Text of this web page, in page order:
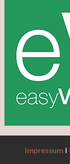
Impressum